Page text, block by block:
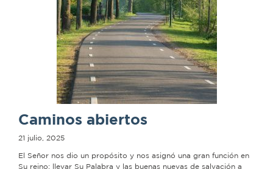
Caminos abiertos
21 julio, 2025
El Señor nos dio un propósito y nos asignó una gran función en
Su reino: llevar Su Palabra y las buenas nuevas de salvación a